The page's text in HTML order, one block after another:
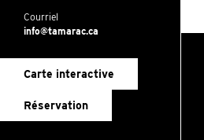
Courriel
info@tamarac.ca
Carte interactive
Réservation